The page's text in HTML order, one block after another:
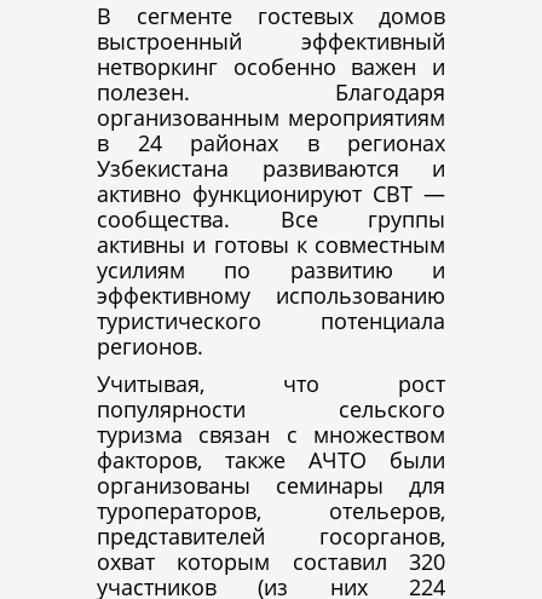
В сегменте гостевых домов
выстроенный эффективный
нетворкинг особенно важен и
полезен. Благодаря
организованным мероприятиям
в 24 районах в регионах
Узбекистана развиваются и
активно функционируют СВТ —
сообщества. Все группы
активны и готовы к совместным
усилиям по развитию и
эффективному использованию
туристического потенциала
регионов.
Учитывая, что рост
популярности сельского
туризма связан с множеством
факторов, также АЧТО были
организованы семинары для
туроператоров, отельеров,
представителей госорганов,
охват которым составил 320
участников (из них 224